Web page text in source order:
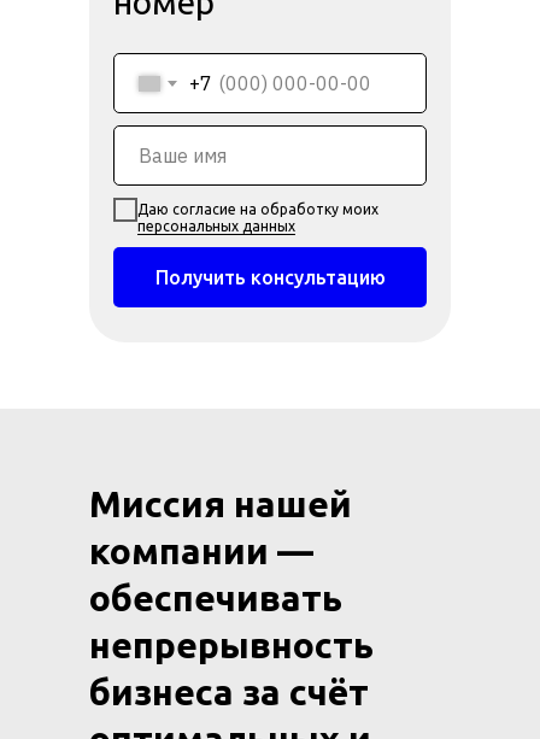
+7
Даю согласие на обработку моих
персональных данных
Получить консультацию
Миссия нашей
компании —
обеспечивать
непрерывность
бизнеса за счёт